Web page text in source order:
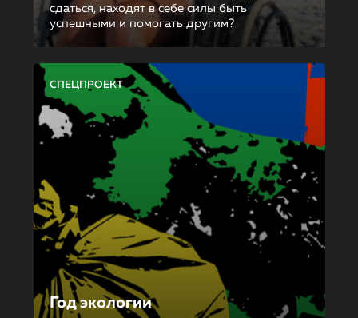
сдаться, находят в себе силы быть
успешными и помогать другим?
СПЕЦПРОЕКТ
Год экологии